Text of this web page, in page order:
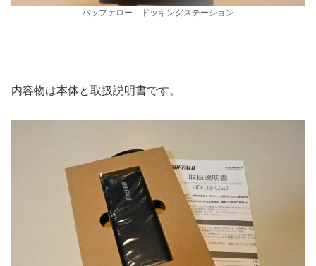
バッファロー ドッキングステーション
内容物は本体と取扱説明書です。